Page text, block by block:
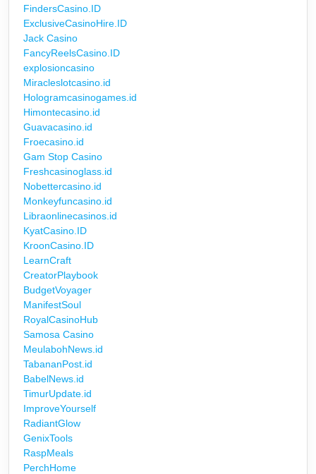
FindersCasino.ID
ExclusiveCasinoHire.ID
Jack Casino
FancyReelsCasino.ID
explosioncasino
Miracleslotcasino.id
Hologramcasinogames.id
Himontecasino.id
Guavacasino.id
Froecasino.id
Gam Stop Casino
Freshcasinoglass.id
Nobettercasino.id
Monkeyfuncasino.id
Libraonlinecasinos.id
KyatCasino.ID
KroonCasino.ID
LearnCraft
CreatorPlaybook
BudgetVoyager
ManifestSoul
RoyalCasinoHub
Samosa Casino
MeulabohNews.id
TabananPost.id
BabelNews.id
TimurUpdate.id
ImproveYourself
RadiantGlow
GenixTools
RaspMeals
PerchHome